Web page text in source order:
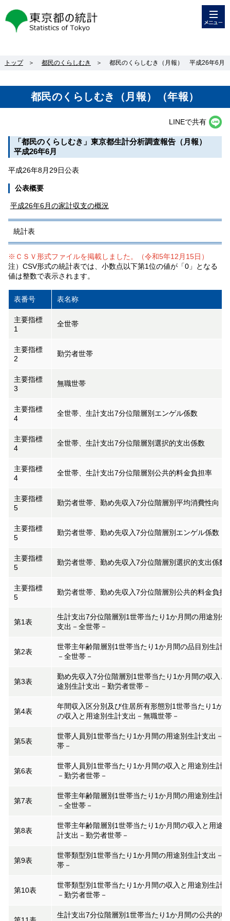
東京都の統計
トップ ＞ 都民のくらしむき ＞ 都民のくらしむき（月報） 平成26年6月
都民のくらしむき（月報）（年報）
LINEで共有
「都民のくらしむき」東京都生計分析調査報告（月報）
平成26年6月
平成26年8月29日公表
公表概要
平成26年6月の家計収支の概況
統計表
※ＣＳＶ形式ファイルを掲載しました。（令和5年12月15日）
注）CSV形式の統計表では、小数点以下第1位の値が「0」となる
値は整数で表示されます。
表番号 表名称
主要指標
1
全世帯
主要指標
2
勤労者世帯
主要指標
3
無職世帯
主要指標
4
全世帯、生計支出7分位階層別エンゲル係数
主要指標
4
全世帯、生計支出7分位階層別選択的支出係数
主要指標
4
全世帯、生計支出7分位階層別公共的料金負担率
主要指標
5
勤労者世帯、勤め先収入7分位階層別平均消費性向
主要指標
5
勤労者世帯、勤め先収入7分位階層別エンゲル係数
主要指標
5
勤労者世帯、勤め先収入7分位階層別選択的支出係数
主要指標
5
勤労者世帯、勤め先収入7分位階層別公共的料金負担
第1表
生計支出7分位階層別1世帯当たり1か月間の用途別生
支出－全世帯－
第2表
世帯主年齢階層別1世帯当たり1か月間の品目別生計
－全世帯－
第3表
勤め先収入7分位階層別1世帯当たり1か月間の収入と
途別生計支出－勤労者世帯－
第4表
年間収入区分別及び住居所有形態別1世帯当たり1か
の収入と用途別生計支出－無職世帯－
第5表
世帯人員別1世帯当たり1か月間の用途別生計支出－
帯－
第6表
世帯人員別1世帯当たり1か月間の収入と用途別生計
－勤労者世帯－
第7表
世帯主年齢階層別1世帯当たり1か月間の用途別生計
－全世帯－
第8表
世帯主年齢階層別1世帯当たり1か月間の収入と用途
計支出－勤労者世帯－
第9表
世帯類型別1世帯当たり1か月間の用途別生計支出－
帯－
第10表
世帯類型別1世帯当たり1か月間の収入と用途別生計
－勤労者世帯－
生計支出7分位階層別1世帯当たり1か月間の公共的料